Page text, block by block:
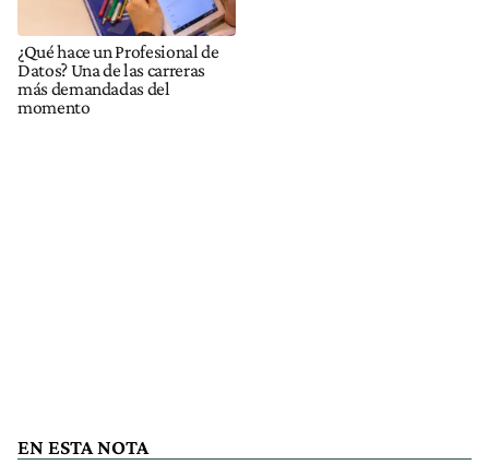
¿Qué hace un Profesional de
Datos? Una de las carreras
más demandadas del
momento
EN ESTA NOTA